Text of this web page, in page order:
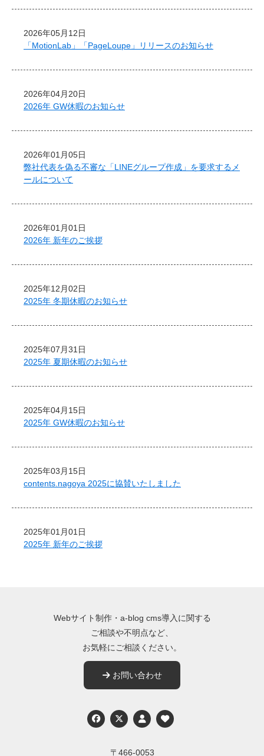
2026年05月12日
「MotionLab」「PageLoupe」リリースのお知らせ
2026年04月20日
2026年 GW休暇のお知らせ
2026年01月05日
弊社代表を偽る不審な「LINEグループ作成」を要求するメ
ールについて
2026年01月01日
2026年 新年のご挨拶
2025年12月02日
2025年 冬期休暇のお知らせ
2025年07月31日
2025年 夏期休暇のお知らせ
2025年04月15日
2025年 GW休暇のお知らせ
2025年03月15日
contents.nagoya 2025に協賛いたしました
2025年01月01日
2025年 新年のご挨拶
Webサイト制作・a-blog cms導入に関する
ご相談や不明点など、
お気軽にご相談ください。
お問い合わせ
Twitter
〒466-0053